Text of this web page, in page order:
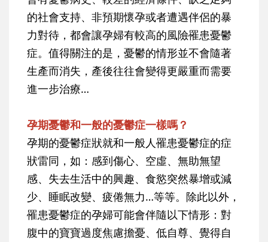
的社會支持、非預期懷孕或者遭遇伴侶的暴
力對待，都會讓孕婦有較高的風險罹患憂鬱
症。值得關注的是，憂鬱的情形並不會隨著
生產而消失，產後往往會變得更嚴重而需要
進一步治療…
孕期憂鬱和一般的憂鬱症一樣嗎？
孕期的憂鬱症狀就和一般人罹患憂鬱症的症
狀雷同，如：感到傷心、空虛、無助無望
感、失去生活中的興趣、食慾突然暴增或減
少、睡眠改變、疲倦無力…等等。除此以外，
罹患憂鬱症的孕婦可能會伴隨以下情形：對
腹中的寶寶過度焦慮擔憂、低自尊、覺得自